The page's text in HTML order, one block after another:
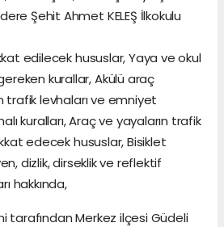
Şehit Ahmet KELEŞ İlkokulu
edilecek hususlar, Yaya ve okul
kurallar, Akülü araç
trafik levhaları ve emniyet
kuralları, Araç ve yayaların trafik
edecek hususlar, Bisiklet
dizlik, dirseklik ve reflektif
hakkında,
tarafından Merkez ilçesi Güdeli